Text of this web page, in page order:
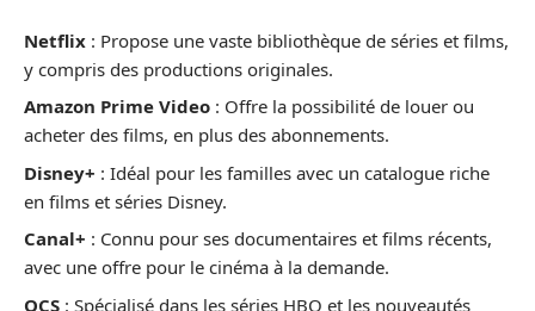
Netflix : Propose une vaste bibliothèque de séries et films,
y compris des productions originales.
Amazon Prime Video : Offre la possibilité de louer ou
acheter des films, en plus des abonnements.
Disney+ : Idéal pour les familles avec un catalogue riche
en films et séries Disney.
Canal+ : Connu pour ses documentaires et films récents,
avec une offre pour le cinéma à la demande.
OCS : Spécialisé dans les séries HBO et les nouveautés